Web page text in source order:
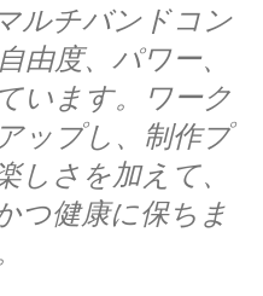
ルチバンドコン
由度、パワー、
います。ワーク
ップし、制作プ
しさを加えて、
つ健康に保ちま